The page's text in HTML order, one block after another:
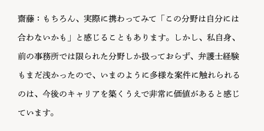
齋藤：もちろん、実際に携わってみて「この分野は自分には
合わないかも」と感じることもあります。しかし、私自身、
前の事務所では限られた分野しか扱っておらず、弁護士経験
もまだ浅かったので、いまのように多様な案件に触れられる
のは、今後のキャリアを築くうえで非常に価値があると感じ
ています。